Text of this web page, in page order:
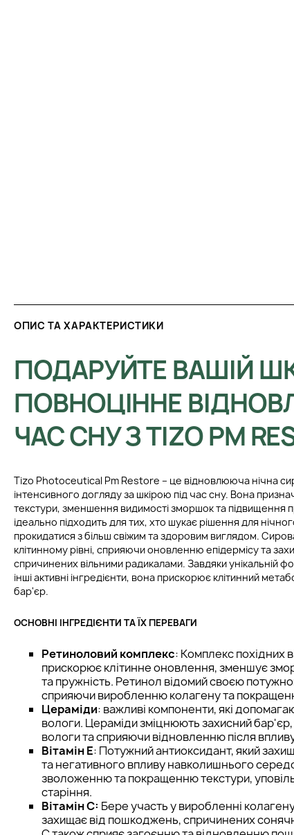
ОПИС ТА ХАРАКТЕРИСТИКИ
ПОДАРУЙТЕ ВАШІЙ
ПОВНОЦІННЕ
ЧАС СНУ З TIZO PM
Tizo Photoceutical Pm Restore – це відновлююча нічна
інтенсивного догляду за шкірою під час сну. Вона
текстури, зменшення видимості зморшок та підвищення
ідеально підходить для тих, хто шукає рішення для
прокидатися з більш свіжим та здоровим виглядом.
клітинному рівні, сприяючи оновленню епідермісу та
спричинених вільними радикалами. Завдяки унікальній
інші активні інгредієнти, вона прискорює клітинний
бар'єр.
ОСНОВНІ ІНГРЕДІЄНТИ ТА ЇХ ПЕРЕВАГИ
Ретиноловий комплекс: Комплекс похідних
прискорює клітинне оновлення, зменшує
та пружність. Ретинол відомий своєю
сприяючи виробленню колагену та
Цераміди: важливі компоненти, які
вологи. Цераміди зміцнюють захисний бар'єр,
вологи та сприяючи відновленню після
Вітамін Е: Потужний антиоксидант, який
та негативного впливу навколишнього
зволоженню та покращенню текстури,
старіння.
Вітамін C: Бере участь у виробленні
захищає від пошкоджень, спричинених